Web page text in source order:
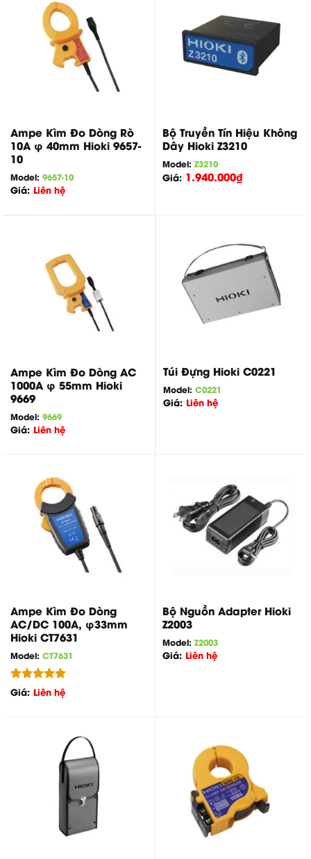
Ampe Kìm Đo Dòng Rò
10A φ 40mm Hioki 9657-
10
Model: 9657-10
Giá: Liên hệ
Bộ Truyền Tín Hiệu Không
Dây Hioki Z3210
Model: Z3210
Giá: 1.940.000₫
Ampe Kìm Đo Dòng AC
1000A φ 55mm Hioki
9669
Model: 9669
Giá: Liên hệ
Túi Đựng Hioki C0221
Model: C0221
Giá: Liên hệ
Ampe Kìm Đo Dòng
AC/DC 100A, φ33mm
Hioki CT7631
Model: CT7631
Được xếp
hạng
5.00
Giá: Liên hệ
Bộ Nguồn Adapter Hioki
Z2003
Model: Z2003
Giá: Liên hệ